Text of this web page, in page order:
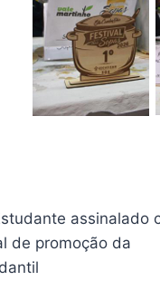
assinalado
de promoção da